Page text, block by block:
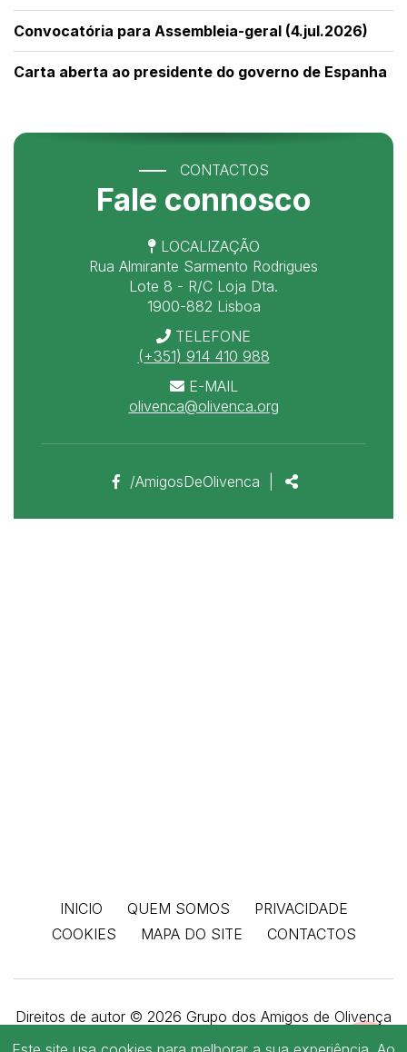
Convocatória para Assembleia-geral (4.jul.2026)
Carta aberta ao presidente do governo de Espanha
CONTACTOS
Fale connosco
LOCALIZAÇÃO
Rua Almirante Sarmento Rodrigues
Lote 8 - R/C Loja Dta.
1900-882 Lisboa
TELEFONE
(+351) 914 410 988
E-MAIL
olivenca@olivenca.org
Link
a
/AmigosDeOlivenca
INICIO QUEM SOMOS
PRIVACIDADE
COOKIES
MAPA DO SITE CONTACTOS
Direitos de autor © 2026 Grupo dos Amigos de Olivença
SER